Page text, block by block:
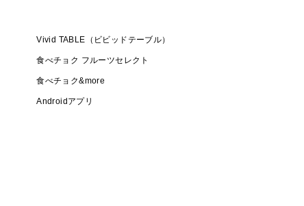
Vivid TABLE（ビビッドテーブル）
食べチョク フルーツセレクト
食べチョク&more
Androidアプリ